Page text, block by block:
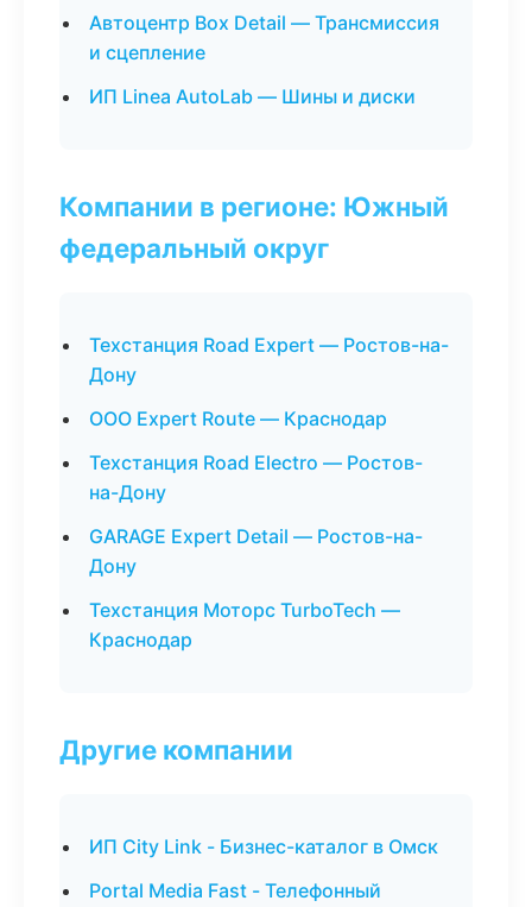
Автоцентр Box Detail — Трансмиссия
и сцепление
ИП Linea AutoLab — Шины и диски
Компании в регионе: Южный
федеральный округ
Техстанция Road Expert — Ростов-на-
Дону
ООО Expert Route — Краснодар
Техстанция Road Electro — Ростов-
на-Дону
GARAGE Expert Detail — Ростов-на-
Дону
Техстанция Моторс TurboTech —
Краснодар
Другие компании
ИП City Link - Бизнес-каталог в Омск
Portal Media Fast - Телефонный